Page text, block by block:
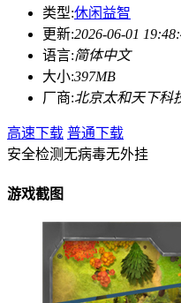
类型:休闲益智
更新:2026-06-01
语言:简体中文
大小:397MB
厂商:北京太和天下科
高速下载 普通下载
安全检测无病毒无外挂
游戏截图